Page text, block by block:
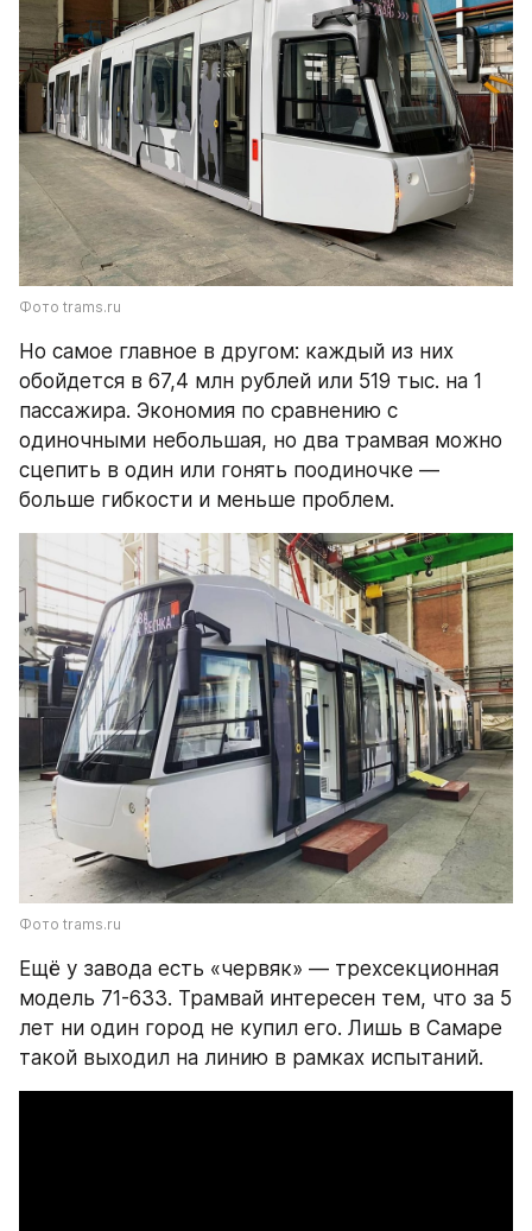
Фото trams.ru
Но самое главное в другом: каждый из них
обойдется в 67,4 млн рублей или 519 тыс. на 1
пассажира. Экономия по сравнению с
одиночными небольшая, но два трамвая можно
сцепить в один или гонять поодиночке —
больше гибкости и меньше проблем.
Фото trams.ru
Ещё у завода есть «червяк» — трехсекционная
модель 71-633. Трамвай интересен тем, что за 5
лет ни один город не купил его. Лишь в Самаре
такой выходил на линию в рамках испытаний.